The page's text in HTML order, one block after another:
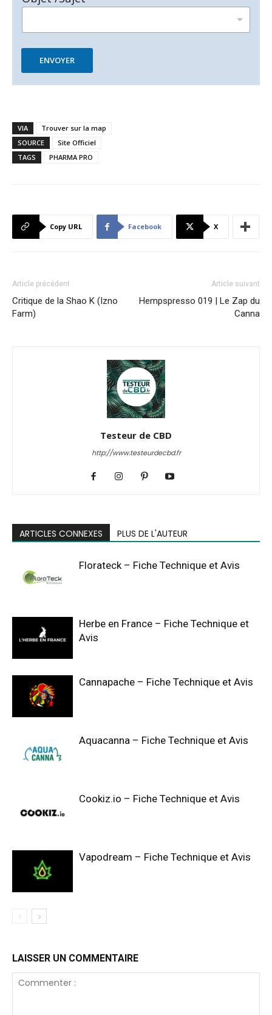
ENVOYER
VIA
Trouver sur la map
SOURCE
Site Officiel
TAGS
PHARMA PRO
Copy URL Facebook X
Article précédent
Critique de la Shao K (Izno
Farm)
Article suivant
Hempspresso 019 | Le Zap du
Canna
Testeur de CBD
http://www.testeurdecbd.fr
ARTICLES CONNEXES PLUS DE L'AUTEUR
Florateck – Fiche Technique et Avis
Herbe en France – Fiche Technique et
Avis
Cannapache – Fiche Technique et Avis
Aquacanna – Fiche Technique et Avis
Cookiz.io – Fiche Technique et Avis
Vapodream – Fiche Technique et Avis
LAISSER UN COMMENTAIRE